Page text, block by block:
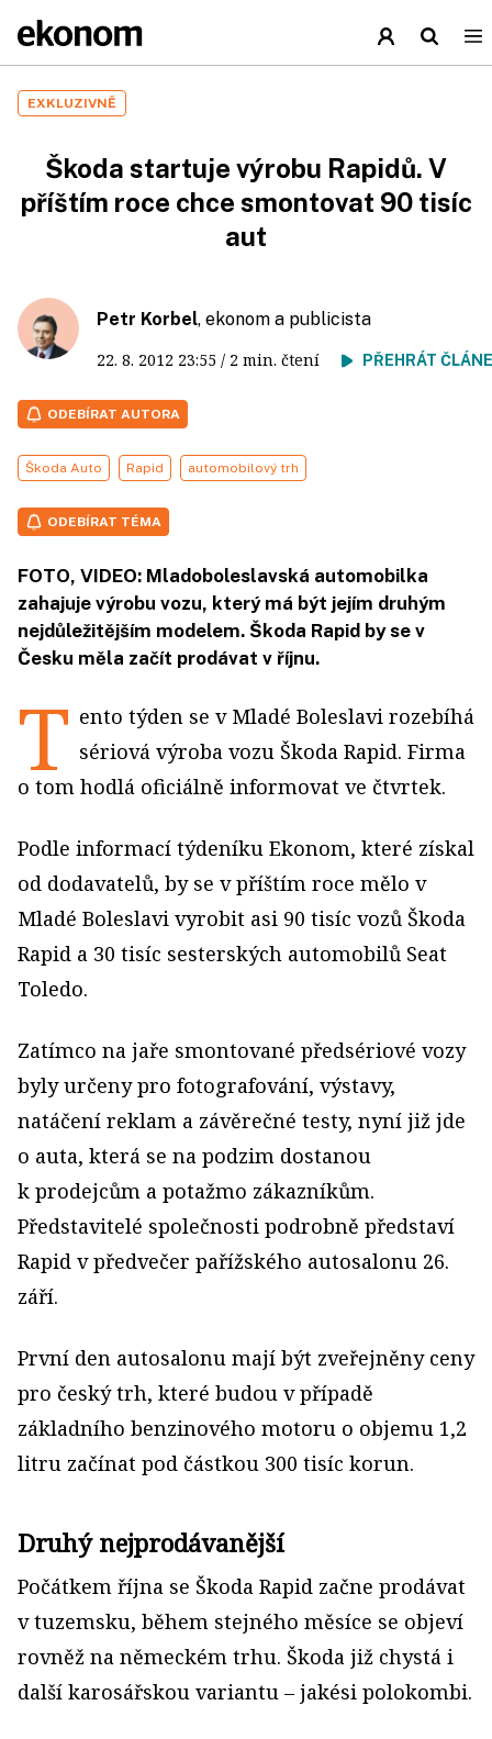
EXKLUZIVNĚ
Škoda startuje výrobu Rapidů. V
příštím roce chce smontovat 90 tisíc
aut
Petr Korbel, ekonom a publicista
22. 8. 2012 23:55 / 2 min. čtení PŘEHRÁT
ODEBÍRAT AUTORA
Škoda Auto Rapid automobilový trh
ODEBÍRAT TÉMA
FOTO, VIDEO: Mladoboleslavská automobilka
zahajuje výrobu vozu, který má být jejím druhým
nejdůležitějším modelem. Škoda Rapid by se v
Česku měla začít prodávat v říjnu.
T ento týden se v Mladé Boleslavi rozebíhá
sériová výroba vozu Škoda Rapid. Firma
o tom hodlá oficiálně informovat ve čtvrtek.
Podle informací týdeníku Ekonom, které získal
od dodavatelů, by se v příštím roce mělo v
Mladé Boleslavi vyrobit asi 90 tisíc vozů Škoda
Rapid a 30 tisíc sesterských automobilů Seat
Toledo.
Zatímco na jaře smontované předsériové vozy
byly určeny pro fotografování, výstavy,
natáčení reklam a závěrečné testy, nyní již jde
o auta, která se na podzim dostanou
k prodejcům a potažmo zákazníkům.
Představitelé společnosti podrobně představí
Rapid v předvečer pařížského autosalonu 26.
září.
První den autosalonu mají být zveřejněny ceny
pro český trh, které budou v případě
základního benzinového motoru o objemu 1,2
litru začínat pod částkou 300 tisíc korun.
Druhý nejprodávanější
Počátkem října se Škoda Rapid začne prodávat
v tuzemsku, během stejného měsíce se objeví
rovněž na německém trhu. Škoda již chystá i
další karosářskou variantu – jakési polokombi.